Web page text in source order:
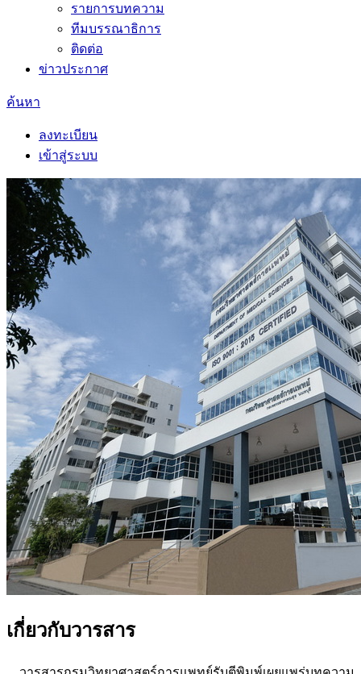
รายการบทความ
ทีมบรรณาธิการ
ติดต่อ
ข่าวประกาศ
ค้นหา
ลงทะเบียน
เข้าสู่ระบบ
เกี่ยวกับวารสาร